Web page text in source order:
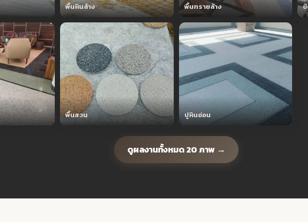
พื้นหินล้าง พื้นทรายล้าง
พื้นสวน ปูหินอ่อน
ดูผลงานทั้งหมด 20 ภาพ →